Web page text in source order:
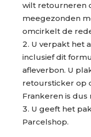
wilt retourneren
meegezonden
omcirkelt de
U verpakt het
inclusief dit
afleverbon. U
retoursticker op
Frankeren is dus
U geeft het
Parcelshop.